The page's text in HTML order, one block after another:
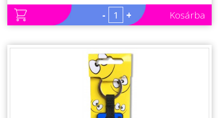
- + Kosárba